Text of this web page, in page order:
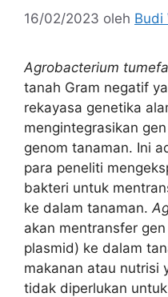
16/02/2023 oleh Budi
Agrobacterium
tanah Gram negatif
rekayasa genetika
mengintegrasikan
genom tanaman. Ini
para peneliti
bakteri untuk
ke dalam tanaman.
akan mentransfer
plasmid) ke dalam
makanan atau nutrisi
tidak diperlukan